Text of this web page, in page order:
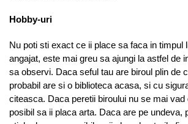
Hobby-uri
Nu poti sti exact ce ii place sa faca in timpul
angajat, este mai greu sa ajungi la astfel de
sa observi. Daca seful tau are biroul plin de
probabil are si o biblioteca acasa, si cu
citeasca. Daca peretii biroului nu se mai vad
posibil sa ii placa arta. Daca are pe undeva,